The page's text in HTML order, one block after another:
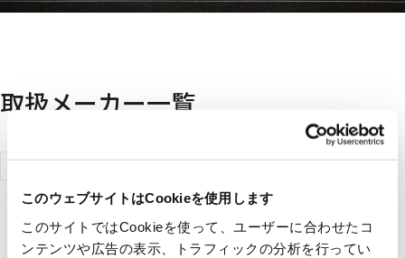
このウェブサイトはCookieを使用します
このサイトではCookieを使って、ユーザーに合わせたコ
ンテンツや広告の表示、トラフィックの分析を行ってい
取扱メーカー一覧
indie Semic
onductor